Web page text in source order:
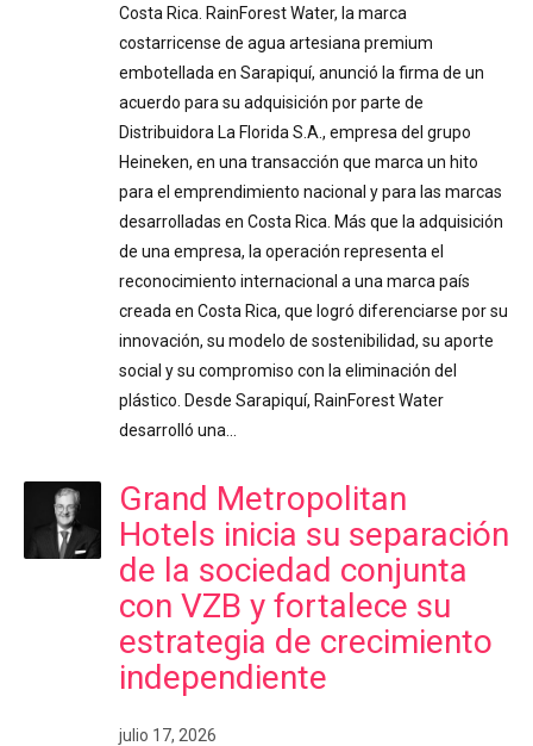
Costa Rica. RainForest Water, la marca
costarricense de agua artesiana premium
embotellada en Sarapiquí, anunció la firma de un
acuerdo para su adquisición por parte de
Distribuidora La Florida S.A., empresa del grupo
Heineken, en una transacción que marca un hito
para el emprendimiento nacional y para las marcas
desarrolladas en Costa Rica. Más que la adquisición
de una empresa, la operación representa el
reconocimiento internacional a una marca país
creada en Costa Rica, que logró diferenciarse por su
innovación, su modelo de sostenibilidad, su aporte
social y su compromiso con la eliminación del
plástico. Desde Sarapiquí, RainForest Water
desarrolló una…
Grand Metropolitan
Hotels inicia su separación
de la sociedad conjunta
con VZB y fortalece su
estrategia de crecimiento
independiente
julio 17, 2026